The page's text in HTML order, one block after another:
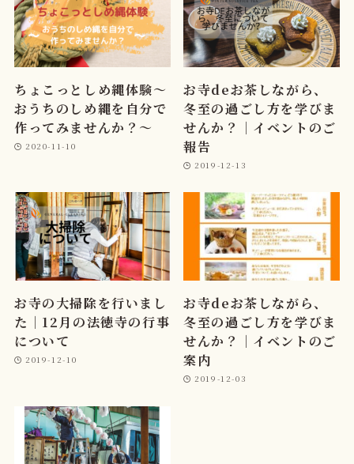
ちょこっとしめ縄体験～
おうちのしめ縄を自分で
作ってみませんか？～
2020-11-10
お寺deお茶しながら、
冬至の過ごし方を学びま
せんか？｜イベントのご
報告
2019-12-13
お寺の大掃除を行いまし
た｜12月の法徳寺の行事
について
2019-12-10
お寺deお茶しながら、
冬至の過ごし方を学びま
せんか？｜イベントのご
案内
2019-12-03